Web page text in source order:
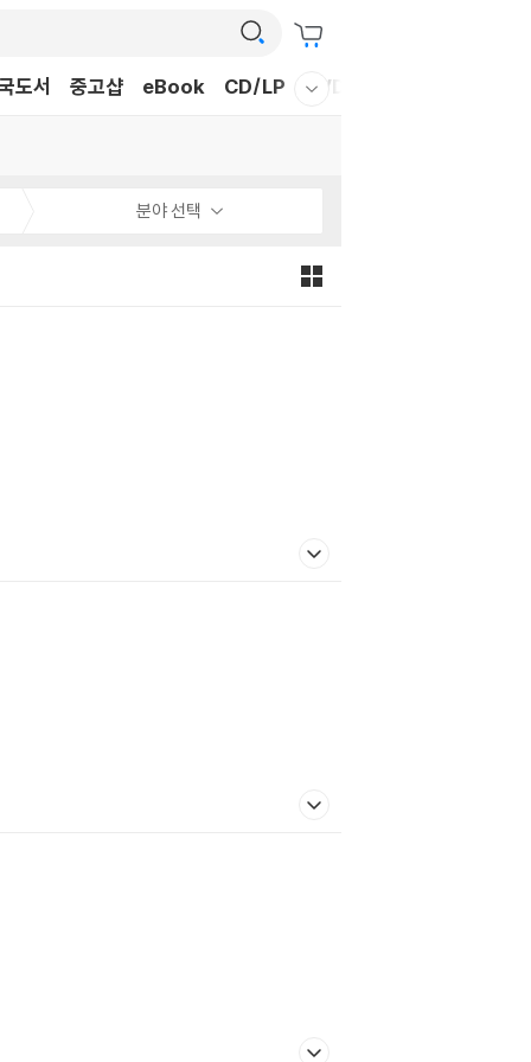
도서 중고샵 eBook CD/LP DVD/BD
분야 선택